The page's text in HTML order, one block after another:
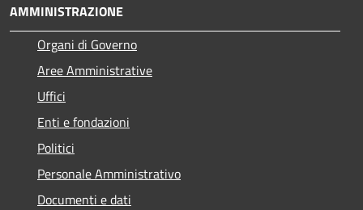
AMMINISTRAZIONE
Organi di Governo
Aree Amministrative
Uffici
Enti e fondazioni
Politici
Personale Amministrativo
Documenti e dati